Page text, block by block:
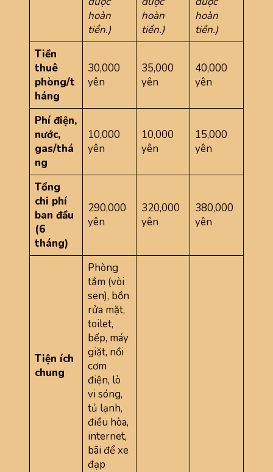
hoàn
tiền.)
hoàn
tiền.)
hoàn
tiền.)
Tiền
thuê
phòng/t
háng
30,000
yên
35,000
yên
40,000
yên
Phí điện,
nước,
gas/thá
ng
10,000
yên
10,000
yên
15,000
yên
Tổng
chi phí
ban đầu
(6
tháng)
290,000
yên
320,000
yên
380,000
yên
Tiện ích
chung
Phòng
tắm (vòi
sen), bồn
rửa mặt,
toilet,
bếp, máy
giặt, nồi
cơm
điện, lò
vi sóng,
tủ lạnh,
điều hòa,
internet,
bãi để xe
đạp